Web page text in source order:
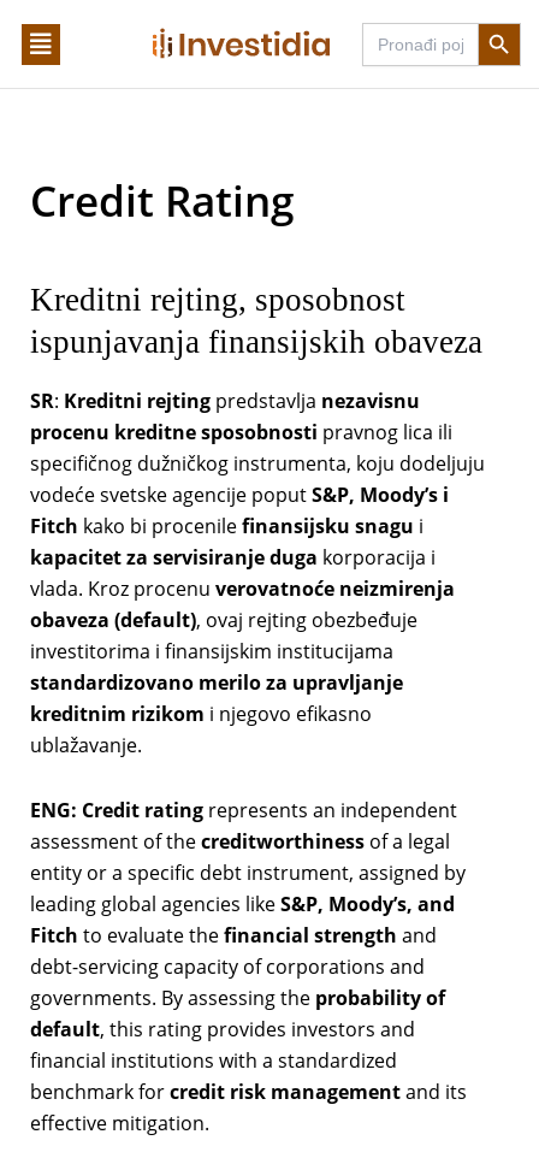
Search
for:
Search
Credit Rating
Kreditni rejting, sposobnost
ispunjavanja finansijskih obaveza
SR: Kreditni rejtingpredstavlja nezavisnu
procenu kreditne sposobnosti pravnog lica ili
specifičnog dužničkog instrumenta, koju dodeljuju
vodeće svetske agencije poputS&P, Moody’s i
Fitch kako bi procenilefinansijsku snagu i
kapacitet za servisiranje duga korporacija i
vlada. Kroz procenu verovatnoće neizmirenja
obaveza (default), ovaj rejting obezbeđuje
investitorima i finansijskim institucijama
standardizovano merilo za upravljanje
kreditnim rizikom i njegovo efikasno
ublažavanje.
ENG: Credit ratingrepresents an independent
assessment of thecreditworthinessof a legal
entity or a specific debt instrument, assigned by
leading global agencies likeS&P, Moody’s, and
Fitch to evaluate thefinancial strength and
debt-servicing capacity of corporations and
governments. By assessing the probability of
default, this rating provides investors and
financial institutions with a standardized
benchmark forcredit risk managementand its
effective mitigation.